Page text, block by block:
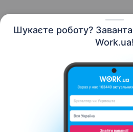
Шукаєте роботу?
Work.ua!